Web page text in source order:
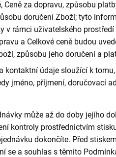
Ceně za dopravu, způsobu
doručení Zboží; tyto
v rámci uživatelského
a Celkové ceně budou
způsobu jeho doručení a
kontaktní údaje sloužící k
jméno, příjmení, doručovací
může až do doby jejího
kontroly prostřednictvím
dokončíte. Před
se a souhlas s těmito